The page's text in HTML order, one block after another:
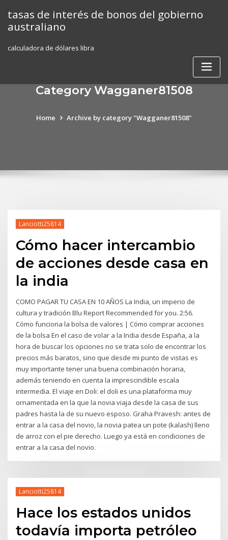
content
tasas de interés de bonos del gobierno
australiano
calculadora de dólares libra
Category Wagganer81508
Home Archive by category "Wagganer81508"
Lanciotti25814
Cómo hacer intercambio
de acciones desde casa en
la india
COMO PAGAR TU CASA EN 10 AÑOS La India, un imperio de
cultura y tradición Blu Report Recommended for you. 2:56.
Cómo funciona la bolsa de valores | Cómo comprar acciones
de la bolsa En el caso de volar a la India desde España, a la
hora de buscar los opciones no se trata solo de encontrar los
precios más baratos, sino que desde mi punto de vistas es
muy importante tener una buena combinación horaria,
además teniendo en cuenta la imprescindible escala
intermedia. El viaje en Doli: el doli es una plataforma muy
ornamentada en la que la novia viaja desde la casa de sus
padres hasta la de su nuevo esposo. Graha Pravesh: antes de
entrar a la casa del novio, la novia patea un pote (kalash) lleno
de arroz con el pie derecho. Luego ya está en condiciones de
entrar a la casa del novio.
Lanciotti25814
Hace los estados unidos
todavía importa petróleo